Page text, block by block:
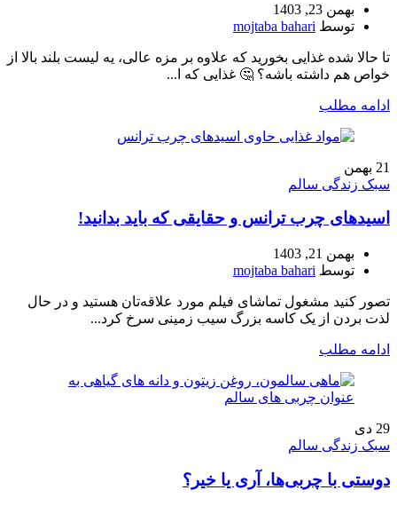
بهمن 23, 1403
توسط mojtaba bahari
تا حالا شده غذایی بخورید که علاوه بر مزه عالی، یه لیست بلند بالا از
خواص هم داشته باشه؟ 🤔 غذایی که ا...
ادامه مطلب
21 بهمن
سبک زندگی سالم
اسیدهای چرب ترانس و حقایقی که باید بدانید!
بهمن 21, 1403
توسط mojtaba bahari
تصور کنید مشغول تماشای فیلم مورد علاقه‌تان هستید و در حال
لذت بردن از یک کاسه بزرگ سیب زمینی سرخ کرد...
ادامه مطلب
29 دی
سبک زندگی سالم
دوستی با چربی‌ها، آری یا خیر؟